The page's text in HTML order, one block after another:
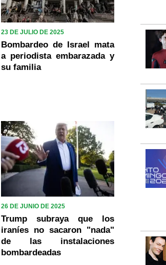
23 DE JULIO DE 2025
Bombardeo de Israel mata
a periodista embarazada y
su familia
26 DE JUNIO DE 2025
Trump subraya que los
iraníes no sacaron "nada"
de las instalaciones
bombardeadas